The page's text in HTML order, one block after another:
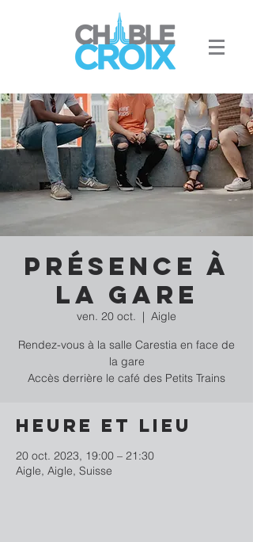
Présence à
la gare
ven. 20 oct.
  |
Aigle
Rendez-vous à la salle Carestia en face de
la gare
Accès derrière le café des Petits Trains
Heure et lieu
20 oct. 2023, 19:00 – 21:30
Aigle, Aigle, Suisse